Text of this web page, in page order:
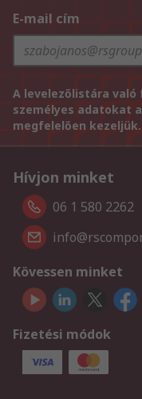
E-mail cím
A levelezőlistára
személyes adatokat
megfelelően kezeljük.
Hívjon minket
06 1 580 2262
Kövessen minket
Fizetési módok